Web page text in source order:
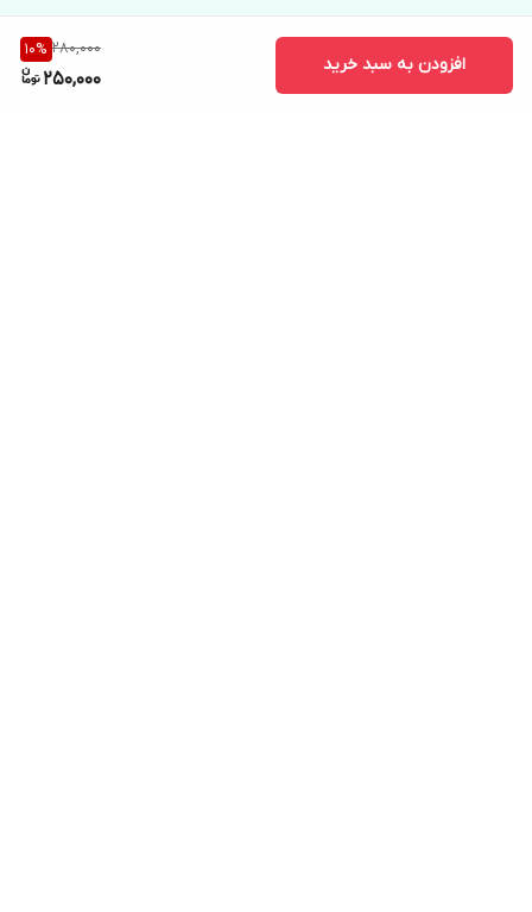
280,000
10%
250,000
افزودن به سبد خرید